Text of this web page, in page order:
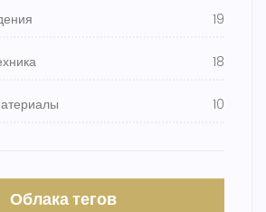
19
18
10
Облака тегов